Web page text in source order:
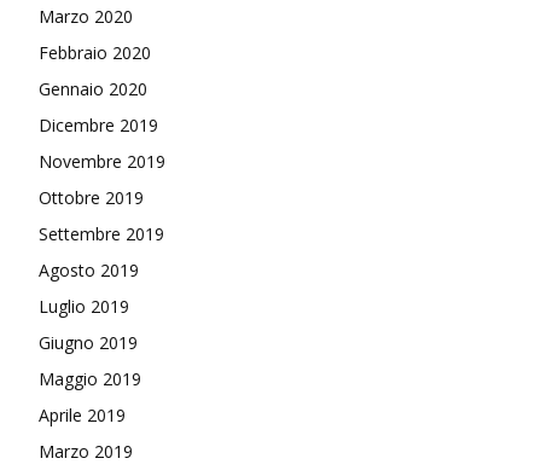
Marzo 2020
Febbraio 2020
Gennaio 2020
Dicembre 2019
Novembre 2019
Ottobre 2019
Settembre 2019
Agosto 2019
Luglio 2019
Giugno 2019
Maggio 2019
Aprile 2019
Marzo 2019